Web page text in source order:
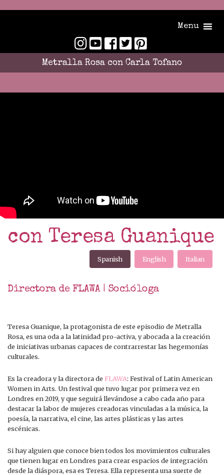
Menu
Metralla Rosa con Carla Tofano
con Teresa Guanique
Spanish English Italian
Directora de FLAWA | Socióloga
Teresa Guanique, la protagonista de este episodio de Metralla
Rosa, es una oda a la latinidad pro-activa, y abocada a la creación
de iniciativas urbanas capaces de contrarrestar las hegemonías
culturales.
Es la creadora y la directora de FLAWA: Festival of Latin American
Women in Arts. Un festival que tuvo lugar por primera vez en
Londres en 2019, y que seguirá llevándose a cabo cada año para
destacar la labor de mujeres creadoras vinculadas a la música, la
poesía, la narrativa, el cine, las artes plásticas y las artes
escénicas.
Si hay alguien que conoce bien todos los movimientos culturales
que tienen lugar en Londres para crear espacios de integración
desde la diáspora, esa es Teresa. Ella representa una suerte de